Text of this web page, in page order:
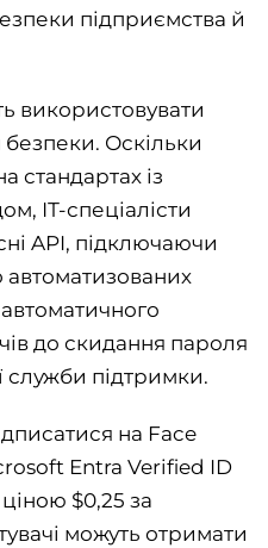
підприємства й
використовувати
Оскільки
стандартах із
ІТ-спеціалісти
API, підключаючи
автоматизованих
до скидання пароля
служби підтримки.
на Face
Entra Verified ID
$0,25 за
можуть отримати